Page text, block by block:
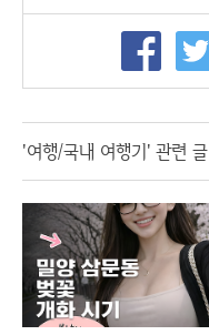
'여행/국내 여행기' 관련 글